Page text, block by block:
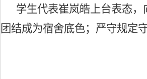
学生代表崔岚皓上台表态
团结成为宿舍底色；严守规定